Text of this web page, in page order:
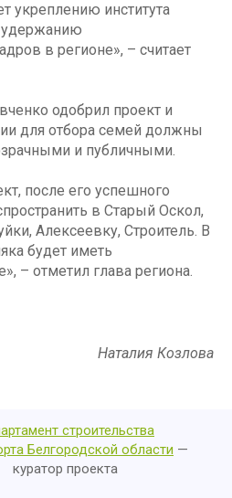
укреплению института
в регионе», – считает
одобрил проект и
для отбора семей должны
и публичными.
после его успешного
в Старый Оскол,
Алексеевку, Строитель. В
будет иметь
– отметил глава региона.
Наталия Козлова
строительства
Белгородской области —
куратор проекта